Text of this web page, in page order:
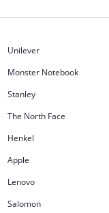
Unilever
Monster Notebook
Stanley
The North Face
Henkel
Apple
Lenovo
Salomon